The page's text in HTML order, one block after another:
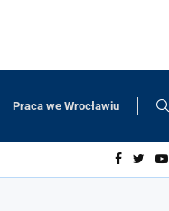
Praca we Wrocławiu